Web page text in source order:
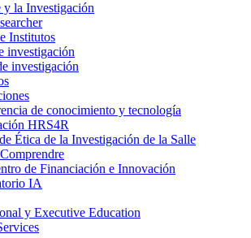
y la Investigación
Institutos
investigación
investigación
de conocimiento y tecnología
HRS4R
Ética de la Investigación de la Salle
de Financiación e Innovación
IA
y Executive Education